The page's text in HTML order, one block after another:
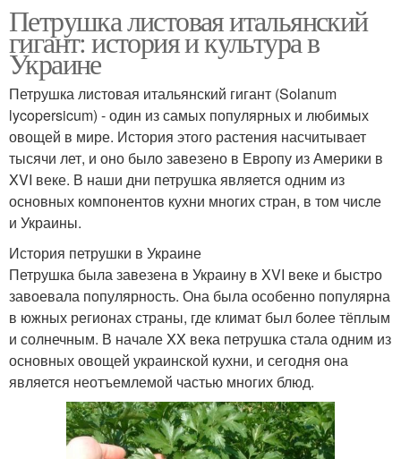
Петрушка листовая итальянский
гигант: история и культура в
Украине
Петрушка листовая итальянский гигант (Solanum
lycopersicum) - один из самых популярных и любимых
овощей в мире. История этого растения насчитывает
тысячи лет, и оно было завезено в Европу из Америки в
XVI веке. В наши дни петрушка является одним из
основных компонентов кухни многих стран, в том числе
и Украины.
История петрушки в Украине
Петрушка была завезена в Украину в XVI веке и быстро
завоевала популярность. Она была особенно популярна
в южных регионах страны, где климат был более тёплым
и солнечным. В начале XX века петрушка стала одним из
основных овощей украинской кухни, и сегодня она
является неотъемлемой частью многих блюд.